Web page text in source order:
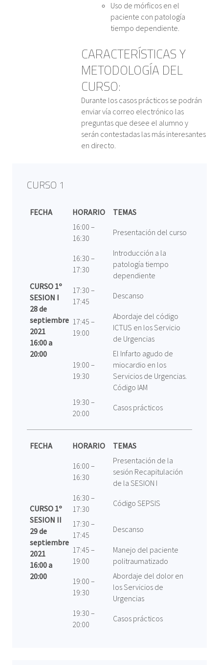
Uso de mórficos en el
paciente con patología
tiempo dependiente.
CARACTERÍSTICAS Y
METODOLOGÍA DEL
CURSO:
Durante los casos prácticos se podrán
enviar vía correo electrónico las
preguntas que desee el alumno y
serán contestadas las más interesantes
en directo.
CURSO 1
FECHA HORARIO TEMAS
CURSO 1º
SESION I
28 de
septiembre
2021
16:00 a
20:00
16:00 –
16:30
Presentación del curso
16:30 –
17:30
Introducción a la
patología tiempo
dependiente
17:30 –
17:45
Descanso
17:45 –
19:00
Abordaje del código
ICTUS en los Servicio
de Urgencias
19:00 –
19:30
El Infarto agudo de
miocardio en los
Servicios de Urgencias.
Código IAM
19:30 –
20:00
Casos prácticos
FECHA HORARIO TEMAS
CURSO 1º
SESION II
29 de
septiembre
2021
16:00 a
20:00
16:00 –
16:30
Presentación de la
sesión Recapitulación
de la SESION I
16:30 –
17:30
Código SEPSIS
17:30 –
17:45
Descanso
17:45 –
19:00
Manejo del paciente
politraumatizado
19:00 –
19:30
Abordaje del dolor en
los Servicios de
Urgencias
19:30 –
20:00
Casos prácticos